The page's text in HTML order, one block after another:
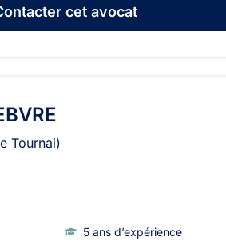
cet avocat
Tournai)
5 ans d’expérience